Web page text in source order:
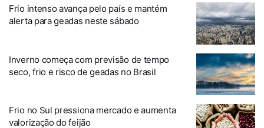
Frio intenso avança pelo país e mantém
alerta para geadas neste sábado
Inverno começa com previsão de tempo
seco, frio e risco de geadas no Brasil
Frio no Sul pressiona mercado e aumenta
valorização do feijão